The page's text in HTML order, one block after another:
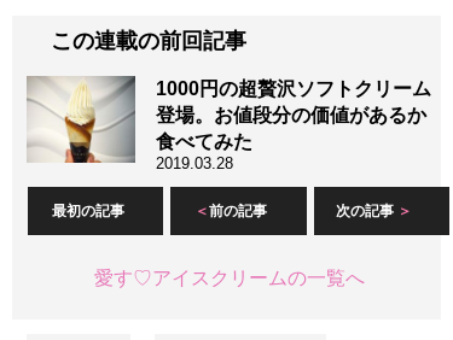
この連載の前回記事
1000円の超贅沢ソフトクリーム
登場。お値段分の価値があるか
食べてみた
2019.03.28
最初の記事 前の記事 次の記事
愛す♡アイスクリームの一覧へ